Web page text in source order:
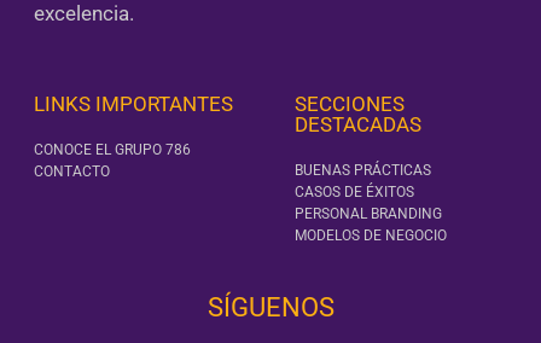
excelencia.
LINKS IMPORTANTES
CONOCE EL GRUPO 786
CONTACTO
SECCIONES
DESTACADAS
BUENAS PRÁCTICAS
CASOS DE ÉXITOS
PERSONAL BRANDING
MODELOS DE NEGOCIO
SÍGUENOS‎